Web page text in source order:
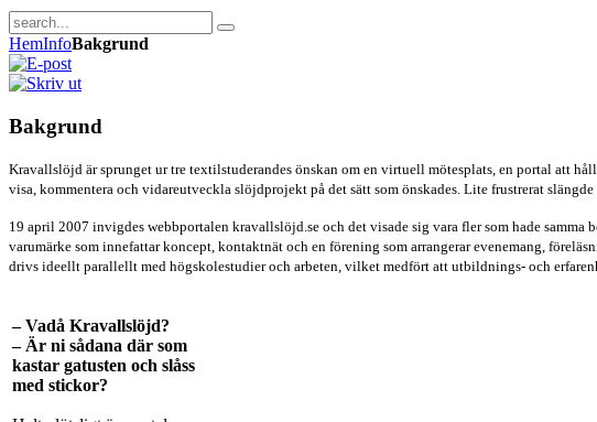
HemInfoBakgrund
Bakgrund
Kravallslöjd är sprunget ur tre textilstuderandes önskan om en virtuell mötesplats, en portal att
visa, kommentera och vidareutveckla slöjdprojekt på det sätt som önskades. Lite frustrerat
19 april 2007 invigdes webbportalen kravallslöjd.se och det visade sig vara fler som hade
varumärke som innefattar koncept, kontaktnät och en förening som arrangerar evenemang,
drivs ideellt parallellt med högskolestudier och arbeten, vilket medfört att utbildnings- och
– Vadå Kravallslöjd?
– Är ni sådana där som
kastar gatusten och slåss
med stickor?